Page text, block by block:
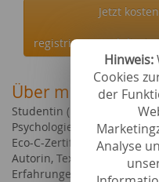
Hinweis:
Cookies
der
Analyse
Jetzt
registrieren und die
Über mich
Studentin
Psychologie / Japanisch)
Eco-C-Zertifikat (European
Autorin, Texterin
Erfahrungen u.a.